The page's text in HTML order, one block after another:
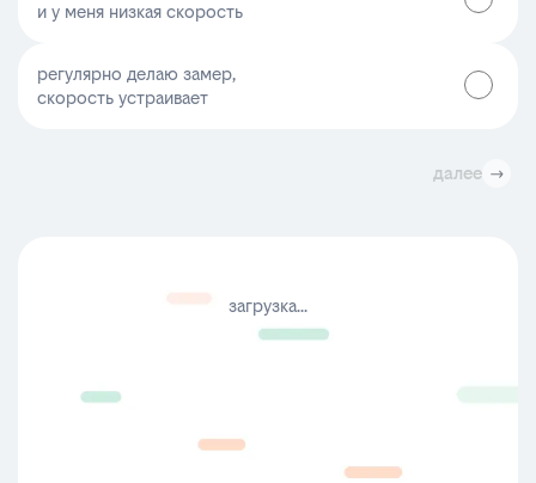
и у меня низкая скорость
регулярно делаю замер,
скорость устраивает
далее
загрузка...